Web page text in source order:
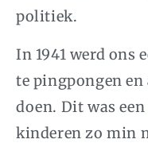
politiek.
In 1941 werd ons
te pingpongen
doen. Dit was
kinderen zo min